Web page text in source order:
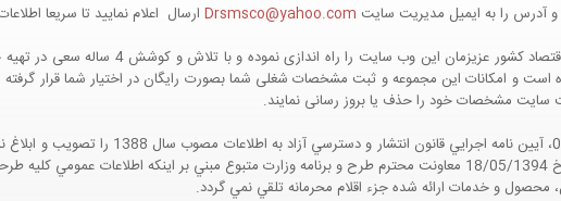
آدرس را به ایمیل مدیریت سایت Drsmsco@yahoo.com ارسال اعلام نمایید تا سریعا
پرتال مشاغل ایران در جهت رشد فرهنگ بازاریابی و کمک به جامعه
و امکانات این مجموعه و ثبت مشخصات شغلی شما بصورت رایگان در اختیار شما قرار گرفته
سایت مشخصات خود را حذف یا بروز رسانی نمایند.
هيئت محترم دولت طي مصوبه شماره 99517/ت49016 ه مورخ 01/09/
مواد 5 و 9 آيين نامه اجرايي و همچنين با تکيه بر نامه شماره 111321/60 مورخ 18/05/1394 معاونت محترم طرح و برنامه وزارت متبوع مبني بر
محصول و خدمات ارائه شده جزء اقلام محرمانه تلقي نمي گردد.